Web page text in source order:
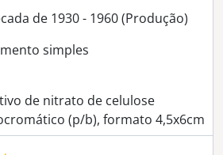
Automobilista
Sapec
oficina "A Comercial de Évora"
Singer
Harmonia Eborense
Central Eborense
de 1930 - 1960 (Produção)
simples
de nitrato de celulose
(p/b), formato 4,5x6cm